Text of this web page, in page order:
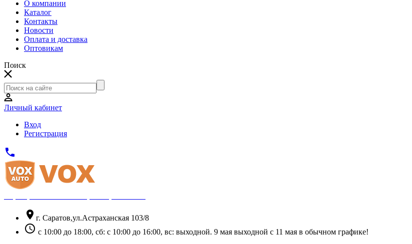
О компании
Каталог
Контакты
Новости
Оплата и доставка
Оптовикам
Поиск
Личный кабинет
Вход
Регистрация
phone
location_on г. Саратов,ул.Астраханская 103/8
schedule с 10:00 до 18:00, сб: с 10:00 до 16:00, вс: выходной. 9 мая выходной с 11 мая в обычном графике!